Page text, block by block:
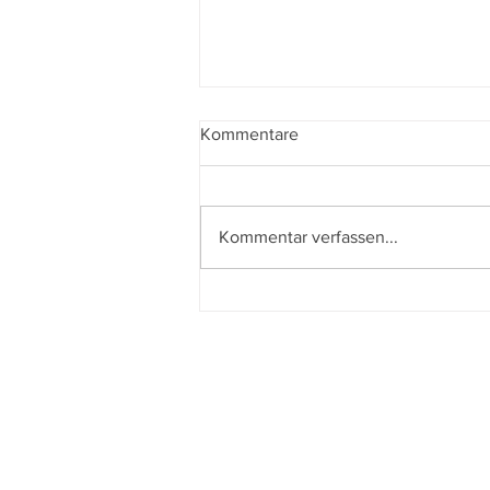
Kommentare
Kommentar verfassen...